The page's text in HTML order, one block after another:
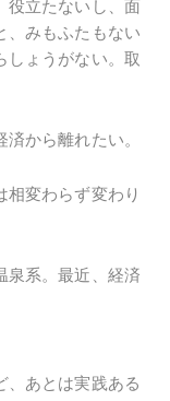
役立たないし、面
、みもふたもない
ょうがない。取
から離れたい。
変わらず変わり
泉系。最近、経済
、あとは実践ある